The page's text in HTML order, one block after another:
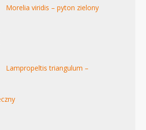
Morelia viridis – pyton zielony
Lampropeltis triangulum –